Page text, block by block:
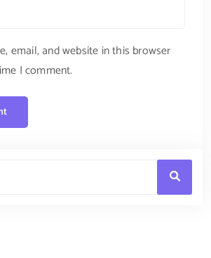
email, and website in this browser
I comment.